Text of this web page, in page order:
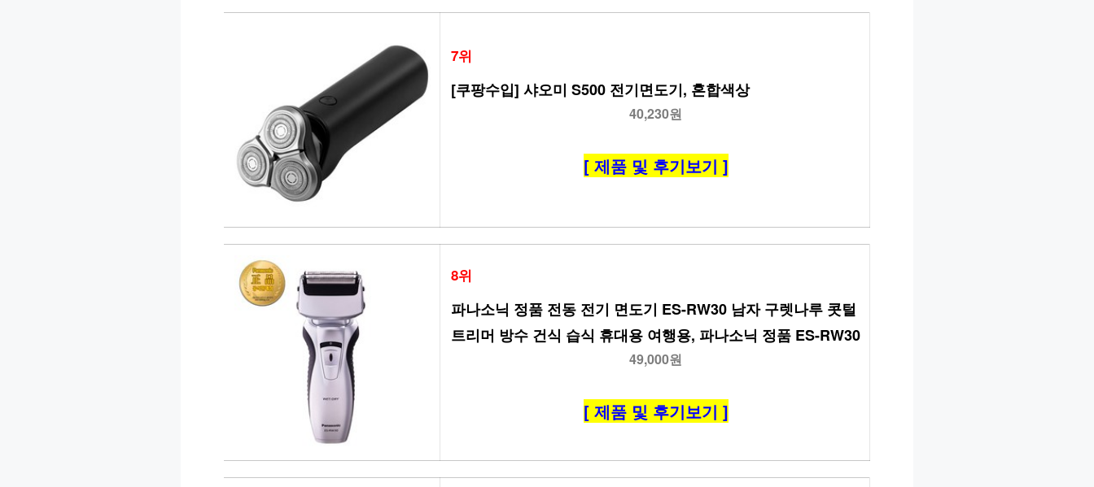
7위
[쿠팡수입] 샤오미 S500 전기면도기, 혼합색상
40,230원
[ 제품 및 후기보기 ]
8위
파나소닉 정품 전동 전기 면도기 ES-RW30 남자 구렛나루 콧털
트리머 방수 건식 습식 휴대용 여행용, 파나소닉 정품 ES-RW30
49,000원
[ 제품 및 후기보기 ]